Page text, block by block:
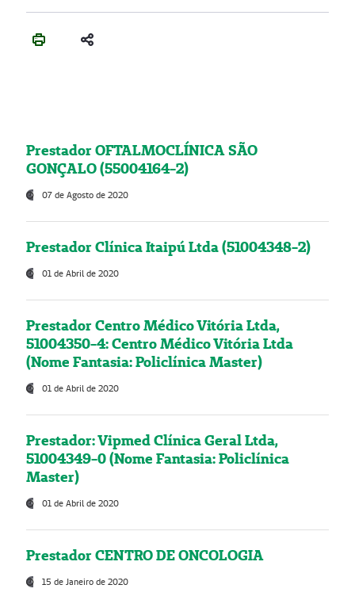
Prestador OFTALMOCLÍNICA SÃO
GONÇALO (55004164-2)
07 de Agosto de 2020
Prestador Clínica Itaipú Ltda (51004348-2)
01 de Abril de 2020
Prestador Centro Médico Vitória Ltda,
51004350-4: Centro Médico Vitória Ltda
(Nome Fantasia: Policlínica Master)
01 de Abril de 2020
Prestador: Vipmed Clínica Geral Ltda,
51004349-0 (Nome Fantasia: Policlínica
Master)
01 de Abril de 2020
Prestador CENTRO DE ONCOLOGIA
15 de Janeiro de 2020